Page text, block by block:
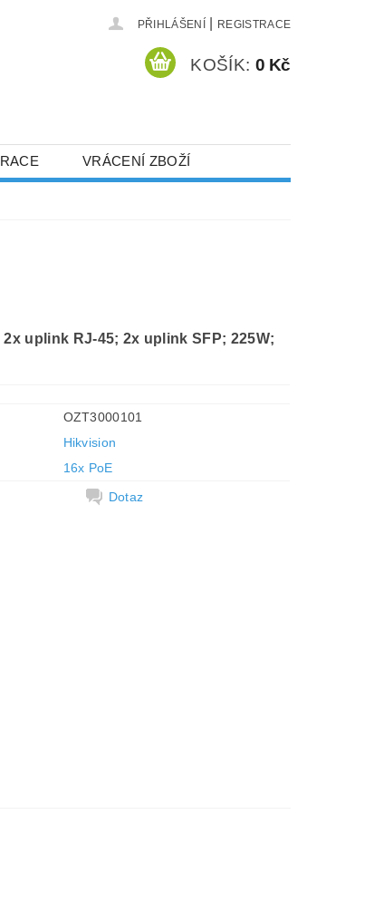
PŘIHLÁŠENÍ REGISTRACE
KOŠÍK: 0 Kč
VRÁCENÍ ZBOŽÍ
2x uplink RJ-45; 2x uplink SFP; 225W;
OZT3000101
Hikvision
16x PoE
Dotaz